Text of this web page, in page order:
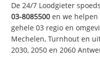
De 24/7 Loodgieter
03-8085500 en we
gehele 03 regio en
Mechelen, Turnhout en
2030, 2050 en 2060